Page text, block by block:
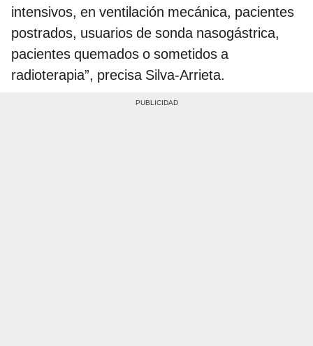
intensivos, en ventilación mecánica, pacientes
postrados, usuarios de sonda nasogástrica,
pacientes quemados o sometidos a
radioterapia”, precisa Silva-Arrieta.